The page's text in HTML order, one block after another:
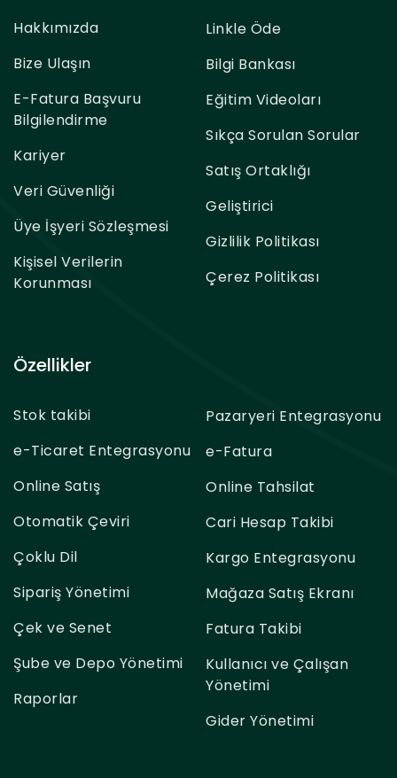
Hakkımızda
Bize Ulaşın
E-Fatura Başvuru
Bilgilendirme
Kariyer
Veri Güvenliği
Üye İşyeri Sözleşmesi
Kişisel Verilerin
Korunması
Linkle Öde
Bilgi Bankası
Eğitim Videoları
Sıkça Sorulan Sorular
Satış Ortaklığı
Geliştirici
Gizlilik Politikası
Çerez Politikası
Özellikler
Stok takibi
e-Ticaret Entegrasyonu
Online Satış
Otomatik Çeviri
Çoklu Dil
Sipariş Yönetimi
Çek ve Senet
Şube ve Depo Yönetimi
Raporlar
Pazaryeri Entegrasyonu
e-Fatura
Online Tahsilat
Cari Hesap Takibi
Kargo Entegrasyonu
Mağaza Satış Ekranı
Fatura Takibi
Kullanıcı ve Çalışan
Yönetimi
Gider Yönetimi